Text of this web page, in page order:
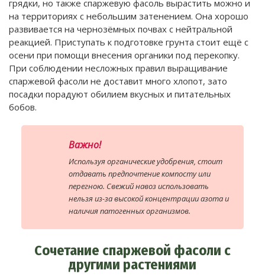
грядки, но также спаржевую фасоль вырастить можно и
на территориях с небольшим затенением. Она хорошо
развивается на чернозёмных почвах с нейтральной
реакцией. Приступать к подготовке грунта стоит ещё с
осени при помощи внесения органики под перекопку.
При соблюдении несложных правил выращивание
спаржевой фасоли не доставит много хлопот, зато
посадки порадуют обилием вкусных и питательных
бобов.
Важно!
Используя органические удобрения, стоит
отдавать предпочтение компосту или
перегною. Свежий навоз использовать
нельзя из-за высокой концентрации азота и
наличия патогенных организмов.
Сочетание спаржевой фасоли с
другими растениями